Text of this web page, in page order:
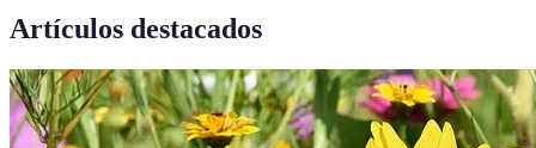
Artículos destacados